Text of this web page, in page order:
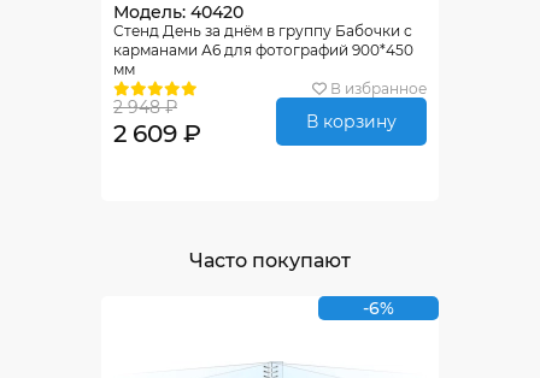
Модель: 40420
Стенд День за днём в группу Бабочки с
карманами А6 для фотографий 900*450
мм
В избранное
2 948 ₽
2 609 ₽ В корзину
Часто покупают
-6%